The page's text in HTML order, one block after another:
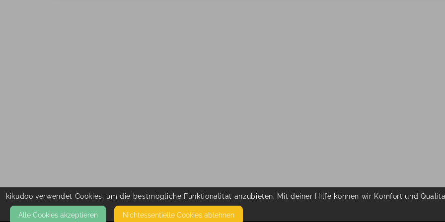
kikudoo verwendet Cookies, um die bestmögliche Funktionalität anzubieten. Mit deiner Hilfe können wir Komfort und
Alle Cookies akzeptieren Nicht­essentielle Cookies ablehnen